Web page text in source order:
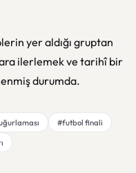
yer aldığı gruptan
ilerlemek ve tarihî bir
durumda.
#futbol finali